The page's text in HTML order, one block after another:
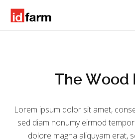
The Wood
Lorem ipsum dolor sit amet,
sed diam nonumy eirmod
dolore magna aliquyam erat,